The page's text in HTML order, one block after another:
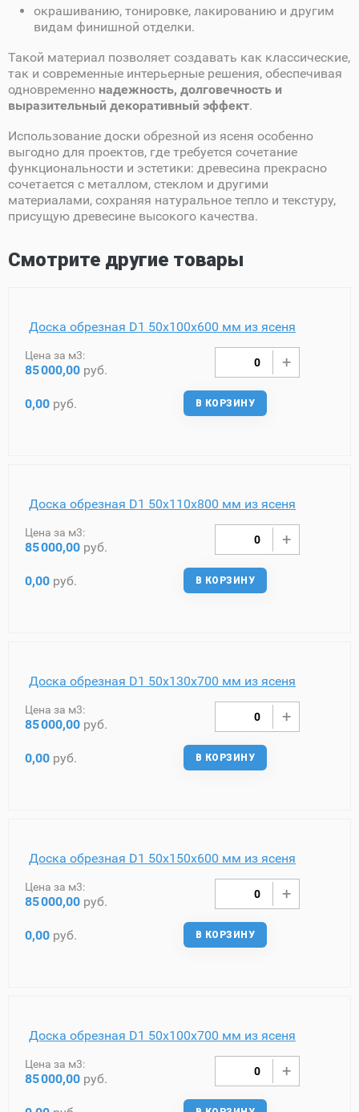
окрашиванию, тонировке, лакированию и другим
видам финишной отделки.
Такой материал позволяет создавать как классические,
так и современные интерьерные решения, обеспечивая
одновременно надежность, долговечность и
выразительный декоративный эффект.
Использование доски обрезной из ясеня особенно
выгодно для проектов, где требуется сочетание
функциональности и эстетики: древесина прекрасно
сочетается с металлом, стеклом и другими
материалами, сохраняя натуральное тепло и текстуру,
присущую древесине высокого качества.
Смотрите другие товары
Доска обрезная D1 50х100х600 мм из ясеня
Цена за м3:
85000,00 руб.
0,00 руб. В КОРЗИНУ
Доска обрезная D1 50х110х800 мм из ясеня
Цена за м3:
85000,00 руб.
0,00 руб. В КОРЗИНУ
Доска обрезная D1 50х130х700 мм из ясеня
Цена за м3:
85000,00 руб.
0,00 руб. В КОРЗИНУ
Доска обрезная D1 50х150х600 мм из ясеня
Цена за м3:
85000,00 руб.
0,00 руб. В КОРЗИНУ
Доска обрезная D1 50х100х700 мм из ясеня
Цена за м3:
85000,00 руб.